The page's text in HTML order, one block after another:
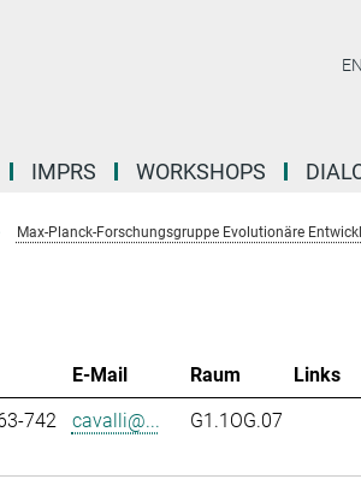
IMPRS WORKSHOPS
Max-Planck-Forschungsgruppe Evolutionäre
E-Mail Raum
Links
742 cavalli@... G1.1OG.07